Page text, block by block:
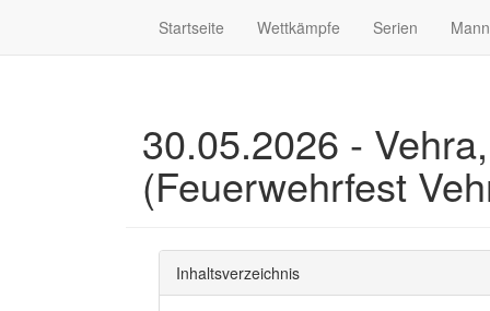
Startseite Wettkämpfe Serien
30.05.2026 -
(Feuerwehrfest
Inhaltsverzeichnis